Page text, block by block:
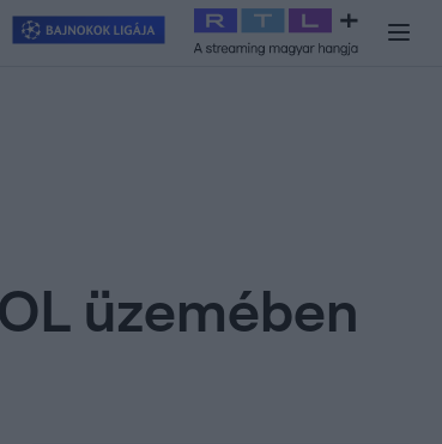
Exek csatája 2026 Celeb vagyok, ments ki innen
üzemében